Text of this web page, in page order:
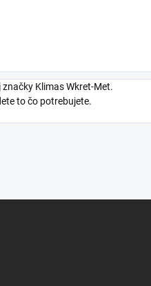
Klimas Wkret-Met.
to čo potrebujete.